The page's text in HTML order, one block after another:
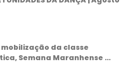
mobilização da classe
Semana Maranhense ...